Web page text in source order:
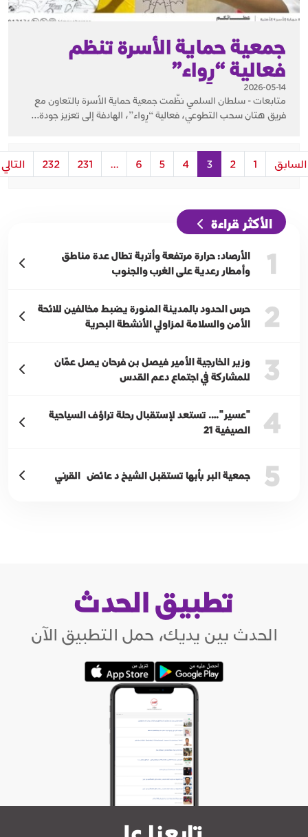
جمعية حماية الأسرة تنظم
فعالية “رِواء”
2026-05-14
متابعات - سلطان السلمي نظّمت جمعية حماية الأسرة بالتعاون مع
فريق هتان سحب التطوعي، فعالية “رِواء”، الهادفة إلى تعزيز جودة...
السابق 1
2
3
4
5
6
...
231
232 التالي
الأكثر قراءة
1
الأرصاد: حرارة مرتفعة وأتربة تطال عدة مناطق
وأمطار رعدية على الغرب والجنوب
2
حرس الحدود بالمدينة المنورة يضبط مخالفين للائحة
الأمن والسلامة لمزاولي الأنشطة البحرية
3
وزير الخارجية الأمير فيصل بن فرحان يصل عمّان
للمشاركة في اجتماع دعم القدس
4
"عسير"…. تستعد لإستقبال رحلة تراؤف السياحية
الصيفية 21
5 جمعية البر بأبها تستقبل الشيخ د عائض القرني
تطبيق الحدث
الحدث بين يديك، حمل التطبيق الآن